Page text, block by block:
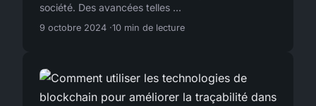
société. Des avancées telles ...
9 octobre 2024 10 min de lecture